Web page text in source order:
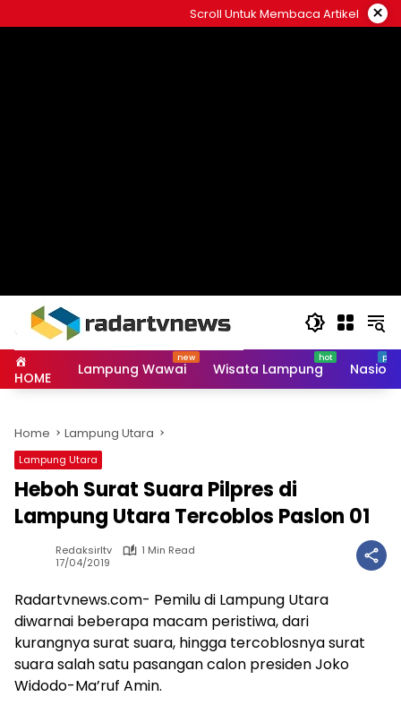
to
Scroll Untuk Membaca Artikel ×
HOME Lampung Wawai Wisata Lampung
Home Lampung Utara
Lampung Utara
Heboh Surat Suara Pilpres di
Lampung Utara Tercoblos Paslon 01
Redaksirltv
1 Min Read
17/04/2019
Radartvnews.com- Pemilu di Lampung Utara
diwarnai beberapa macam peristiwa, dari
kurangnya surat suara, hingga tercoblosnya surat
suara salah satu pasangan calon presiden Joko
Widodo-Ma’ruf Amin.